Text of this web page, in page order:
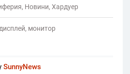
, Новини, Хардуер
дисплей, монитор
SunnyNews